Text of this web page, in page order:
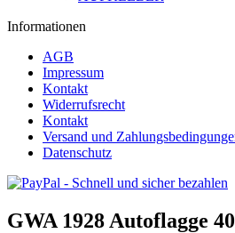
Informationen
AGB
Impressum
Kontakt
Widerrufsrecht
Kontakt
Versand und
Datenschutz
GWA 1928 Autoflagge